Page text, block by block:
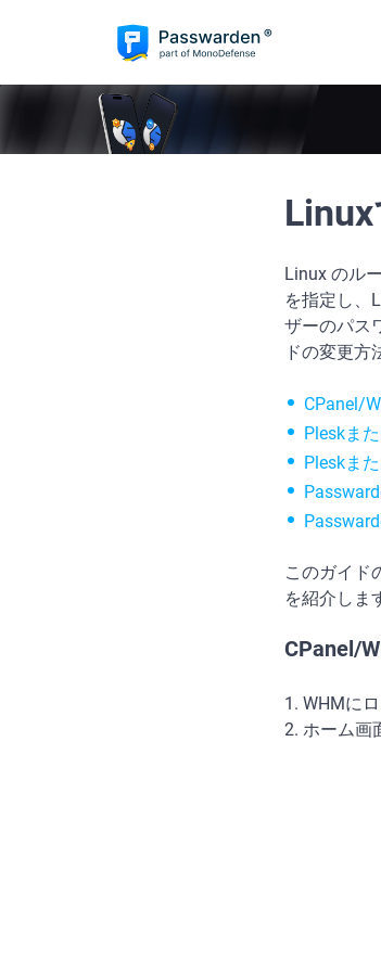
Linux のル
を指定し、
ザーのパス
ドの変更方
CPanel/
Pleskま
Pleskま
このガイド
を紹介しま
CPanel/
1. WHMに
2. ホーム画